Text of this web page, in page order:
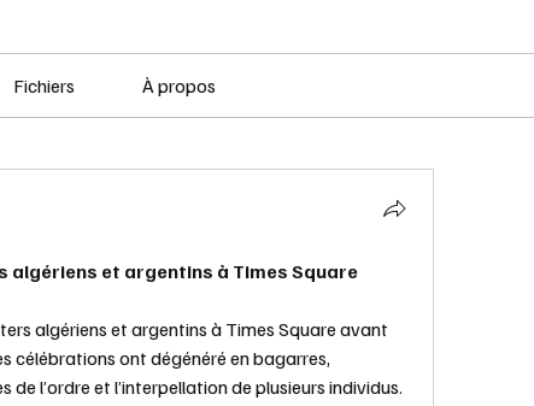
Fichiers À propos
et argentins à Times Square
algériens et argentins à Times Square avant
célébrations ont dégénéré en bagarres,
l’ordre et l’interpellation de plusieurs individus.